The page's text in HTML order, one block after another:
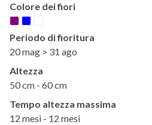
Colore dei fiori
Periodo di fioritura
20 mag > 31 ago
Altezza
50 cm - 60 cm
Tempo altezza massima
12 mesi - 12 mesi